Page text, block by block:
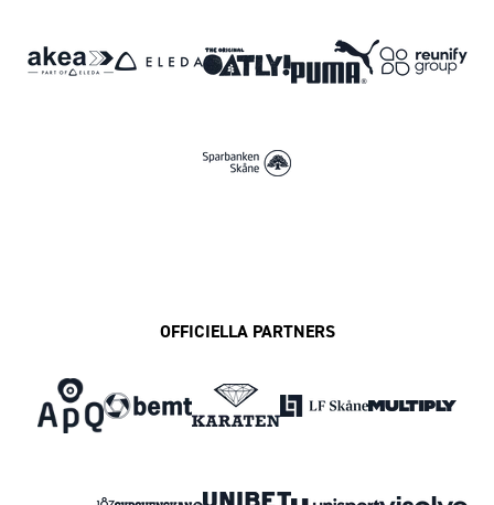
OFFICIELLA PARTNERS